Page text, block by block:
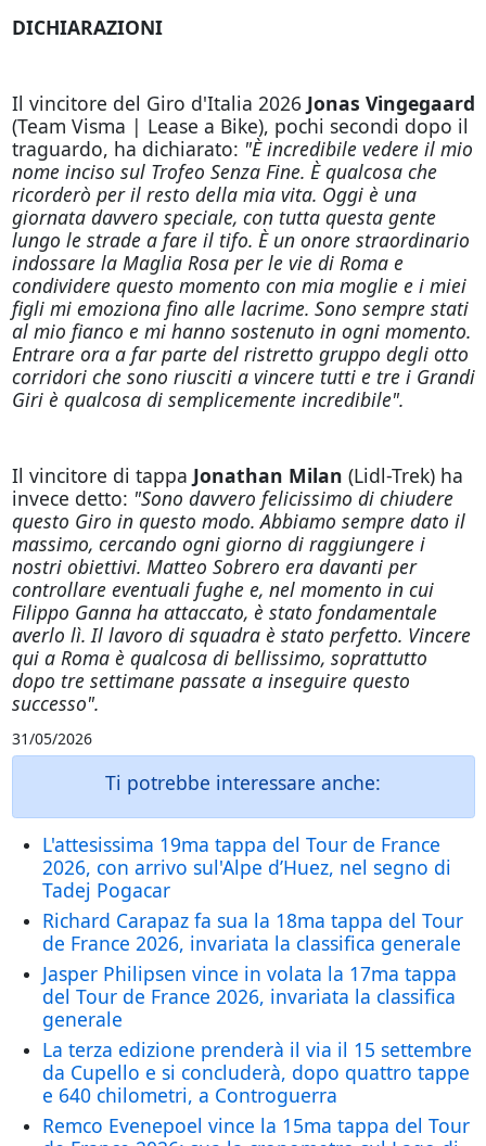
DICHIARAZIONI
Il vincitore del Giro d'Italia 2026 Jonas Vingegaard
(Team Visma | Lease a Bike), pochi secondi dopo il
traguardo, ha dichiarato: "È incredibile vedere il mio
nome inciso sul Trofeo Senza Fine. È qualcosa che
ricorderò per il resto della mia vita. Oggi è una
giornata davvero speciale, con tutta questa gente
lungo le strade a fare il tifo. È un onore straordinario
indossare la Maglia Rosa per le vie di Roma e
condividere questo momento con mia moglie e i miei
figli mi emoziona fino alle lacrime. Sono sempre stati
al mio fianco e mi hanno sostenuto in ogni momento.
Entrare ora a far parte del ristretto gruppo degli otto
corridori che sono riusciti a vincere tutti e tre i Grandi
Giri è qualcosa di semplicemente incredibile".
Il vincitore di tappa Jonathan Milan (Lidl-Trek) ha
invece detto: "Sono davvero felicissimo di chiudere
questo Giro in questo modo. Abbiamo sempre dato il
massimo, cercando ogni giorno di raggiungere i
nostri obiettivi. Matteo Sobrero era davanti per
controllare eventuali fughe e, nel momento in cui
Filippo Ganna ha attaccato, è stato fondamentale
averlo lì. Il lavoro di squadra è stato perfetto. Vincere
qui a Roma è qualcosa di bellissimo, soprattutto
dopo tre settimane passate a inseguire questo
successo".
31/05/2026
Ti potrebbe interessare anche:
L'attesissima 19ma tappa del Tour de France
2026, con arrivo sul'Alpe d’Huez, nel segno di
Tadej Pogacar
Richard Carapaz fa sua la 18ma tappa del Tour
de France 2026, invariata la classifica generale
Jasper Philipsen vince in volata la 17ma tappa
del Tour de France 2026, invariata la classifica
generale
La terza edizione prenderà il via il 15 settembre
da Cupello e si concluderà, dopo quattro tappe
e 640 chilometri, a Controguerra
Remco Evenepoel vince la 15ma tappa del Tour